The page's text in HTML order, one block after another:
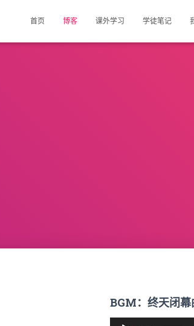
首页 博客 课外学习 学徒笔记
BGM：终天闭幕